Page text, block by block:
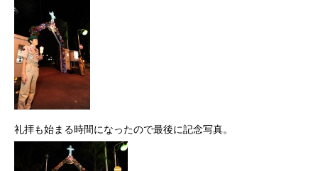
礼拝も始まる時間になったので最後に記念写真。